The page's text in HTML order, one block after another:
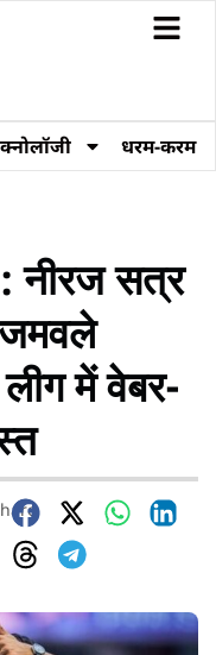
धरम-करम
सत्र
जमवले
में वेबर-